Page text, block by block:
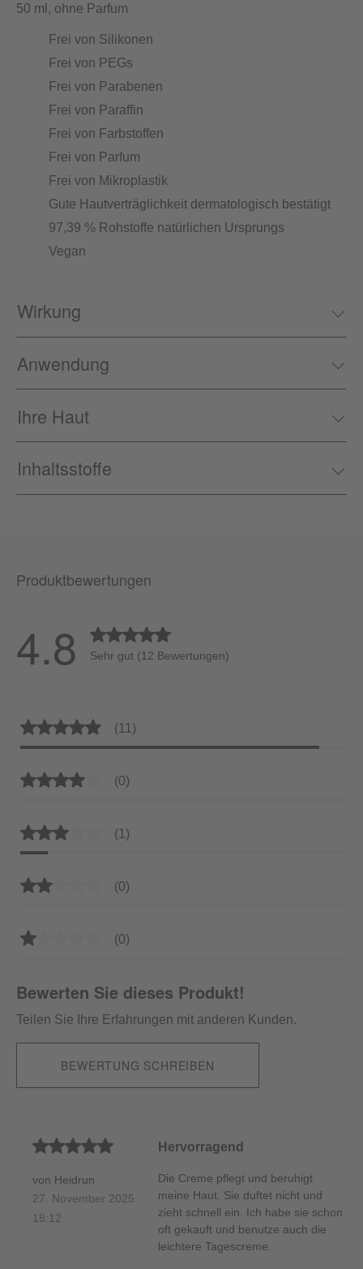
50 ml, ohne Parfum
Frei von Silikonen
Frei von PEGs
Frei von Parabenen
Frei von Paraffin
Frei von Farbstoffen
Frei von Parfum
Frei von Mikroplastik
Gute Hautverträglichkeit dermatologisch bestätigt
97,39 % Rohstoffe natürlichen Ursprungs
Vegan
Wirkung
Anwendung
Ihre Haut
Inhaltsstoffe
Produktbewertungen
4.8 Durchschnittliche Bewertung von 4.8 von 5
Sehr gut (12 Bewertungen)
Durchschnittliche Bewertung von 5 von 5 Sternen
(11)
Durchschnittliche Bewertung von 4 von 5 Sternen
(0)
Durchschnittliche Bewertung von 3 von 5 Sternen
(1)
Durchschnittliche Bewertung von 2 von 5 Sternen
(0)
Durchschnittliche Bewertung von 1 von 5 Sternen
(0)
Bewerten Sie dieses Produkt!
Teilen Sie Ihre Erfahrungen mit anderen Kunden.
BEWERTUNG SCHREIBEN
Durchschnittliche Bewertung von 5 von 5 Sternen
von Heidrun
27. November 2025
18:12
Hervorragend
Die Creme pflegt und beruhigt
meine Haut. Sie duftet nicht und
zieht schnell ein. Ich habe sie schon
oft gekauft und benutze auch die
leichtere Tagescreme.